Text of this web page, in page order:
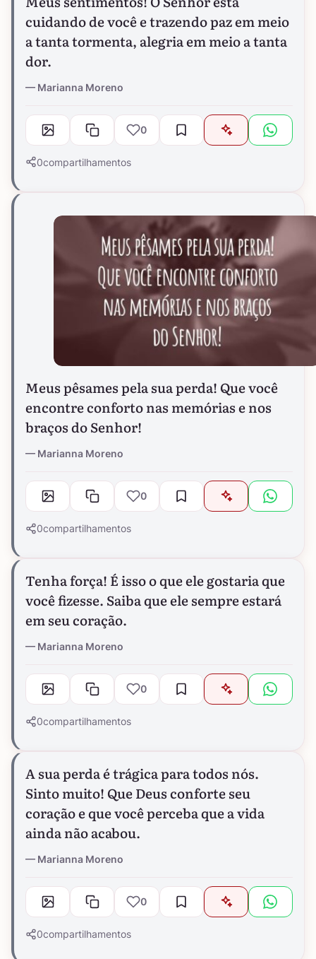
cuidando de você e trazendo paz em meio
a tanta tormenta, alegria em meio a tanta
dor.
Marianna Moreno
0
0compartilhamentos
Meus pêsames pela sua perda! Que você
encontre conforto nas memórias e nos
braços do Senhor!
Marianna Moreno
0
0compartilhamentos
Tenha força! É isso o que ele gostaria que
você fizesse. Saiba que ele sempre estará
em seu coração.
Marianna Moreno
0
0compartilhamentos
A sua perda é trágica para todos nós.
Sinto muito! Que Deus conforte seu
coração e que você perceba que a vida
ainda não acabou.
Marianna Moreno
0
0compartilhamentos